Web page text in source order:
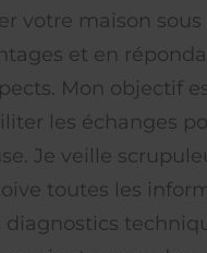
votre maison
et en
Mon objectif
les échanges
Je veille
toutes les